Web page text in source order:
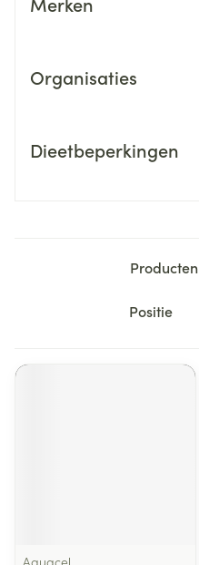
Organisaties
Dieetbeperkingen
Producten
Sorteer op:
Aquacel